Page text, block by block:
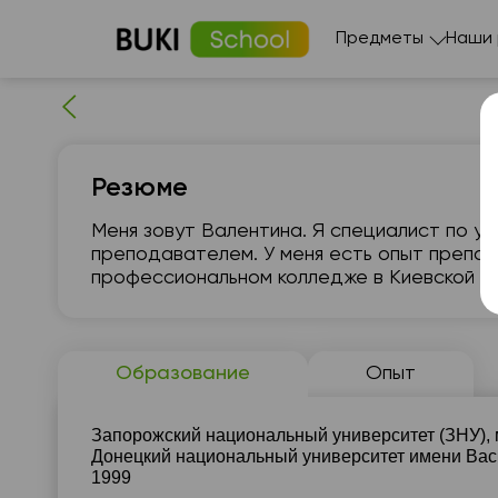
Предметы Наши
Резюме
Меня зовут Валентина. Я специалист по
преподавателем. У меня есть опыт
профессиональном колледже в Киевской
Образование Опыт
Запорожский национальный университет (ЗНУ),
Донецкий национальный университет имени
1999
17:30